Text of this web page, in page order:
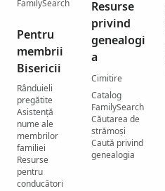
FamilySearch
Pentru
membrii
Bisericii
Rânduieli
pregătite
Asistență
nume ale
membrilor
familiei
Resurse
pentru
conducători
Resurse
privind
genealogi
a
Cimitire
Catalog
FamilySearch
Căutarea de
strămoși
Caută privind
genealogia